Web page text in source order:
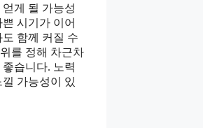
게 될 가능성
시기가 이어
함께 커질 수
를 정해 차근차
습니다. 노력
가능성이 있